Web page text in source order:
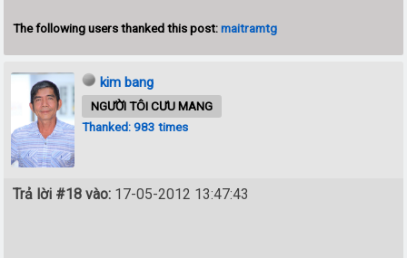
The following users thanked this post:maitramtg
kim bang
NGƯỜI TÔI CƯU MANG
Thanked: 983 times
Trả lời #18 vào: 17-05-2012 13:47:43